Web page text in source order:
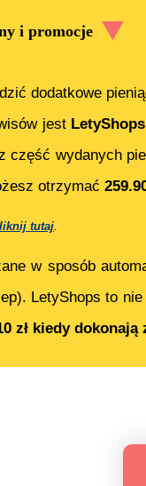
i promocje
dodatkowe
jest LetyShops
część wydanych
otrzymać
tutaj.
w sposób
LetyShops to
zł kiedy dokonają